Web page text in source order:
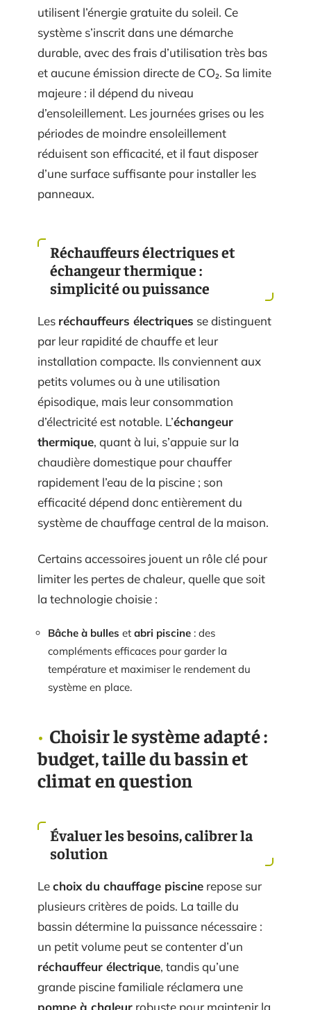
utilisent l’énergie gratuite du soleil. Ce
système s’inscrit dans une démarche
durable, avec des frais d’utilisation très bas
et aucune émission directe de CO₂. Sa limite
majeure : il dépend du niveau
d’ensoleillement. Les journées grises ou les
périodes de moindre ensoleillement
réduisent son efficacité, et il faut disposer
d’une surface suffisante pour installer les
panneaux.
Réchauffeurs électriques et
échangeur thermique :
simplicité ou puissance
Les réchauffeurs électriques se distinguent
par leur rapidité de chauffe et leur
installation compacte. Ils conviennent aux
petits volumes ou à une utilisation
épisodique, mais leur consommation
d’électricité est notable. L’échangeur
thermique, quant à lui, s’appuie sur la
chaudière domestique pour chauffer
rapidement l’eau de la piscine ; son
efficacité dépend donc entièrement du
système de chauffage central de la maison.
Certains accessoires jouent un rôle clé pour
limiter les pertes de chaleur, quelle que soit
la technologie choisie :
Bâche à bulles et abri piscine : des
compléments efficaces pour garder la
température et maximiser le rendement du
système en place.
Choisir le système adapté :
budget, taille du bassin et
climat en question
Évaluer les besoins, calibrer la
solution
Lechoix du chauffage piscine repose sur
plusieurs critères de poids. La taille du
bassin détermine la puissance nécessaire :
un petit volume peut se contenter d’un
réchauffeur électrique, tandis qu’une
grande piscine familiale réclamera une
pompe à chaleur robuste pour maintenir la